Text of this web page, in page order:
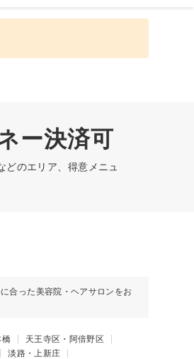
ー決済可
のエリア、得意メニュ
合った美容院・ヘアサロンをお
橋
天王寺区・阿倍野区
淡路・上新庄